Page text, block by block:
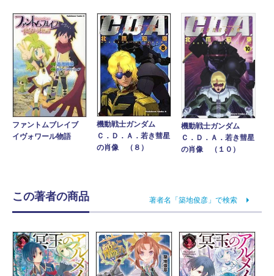
ファントムブレイブ
イヴォワール物語
機動戦士ガンダム
Ｃ．Ｄ．Ａ．若き彗星
の肖像 （８）
機動戦士ガンダム
Ｃ．Ｄ．Ａ．若き彗星
の肖像 （１０）
この著者の商品 著者名「築地俊彦」で検索